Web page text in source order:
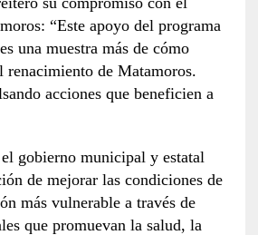
“Este apoyo del programa
una muestra más de cómo
renacimiento de Matamoros.
acciones que beneficien a
gobierno municipal y estatal
de mejorar las condiciones de
más vulnerable a través de
que promuevan la salud, la